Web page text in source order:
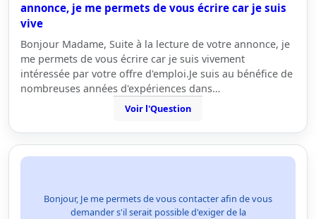
annonce, je me permets de vous écrire car je suis
vive
Bonjour Madame, Suite à la lecture de votre annonce, je
me permets de vous écrire car je suis vivement
intéressée par votre offre d'emploi.Je suis au bénéfice de
nombreuses années d'expériences dans…
Voir l'Question
Bonjour, Je me permets de vous contacter afin de vous
demander s'il serait possible d'exiger de la